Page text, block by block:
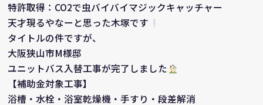
特許取得：CO2で虫バイバイマジックキャッチャー
天才現るやなーと思った木塚です
タイトルの件ですが、
大阪狭山市M様邸
ユニットバス入替工事が完了しました
【補助金対象工事】
浴槽・水栓・浴室乾燥機・手すり・段差解消